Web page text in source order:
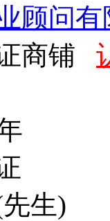
顾问有
商铺
生)